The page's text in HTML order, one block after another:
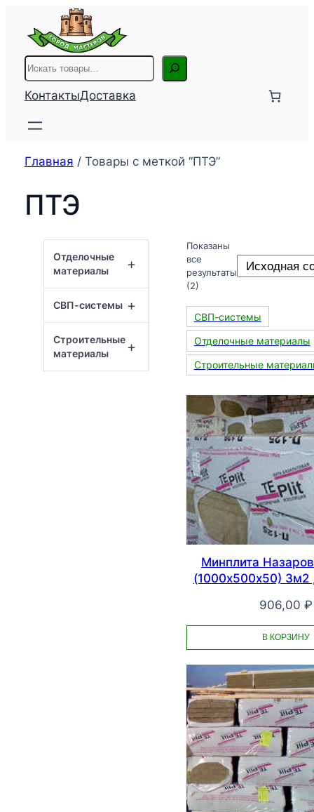
содержимому
Поиск
КонтактыДоставка
Главная / Товары с меткой “ПТЭ”
ПТЭ
+
Отделочные
материалы
+
СВП-системы
+
Строительные
материалы
Показаны
все
результаты
(2)
СВП-системы
Отделочные материалы
Строительные
Минплита
(1000х500х50) 3м2
906,00 ₽
В КОРЗИНУ